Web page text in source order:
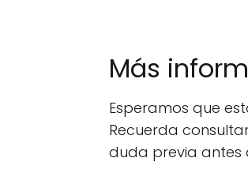
Más
Esperamos que
Recuerda
duda previa antes